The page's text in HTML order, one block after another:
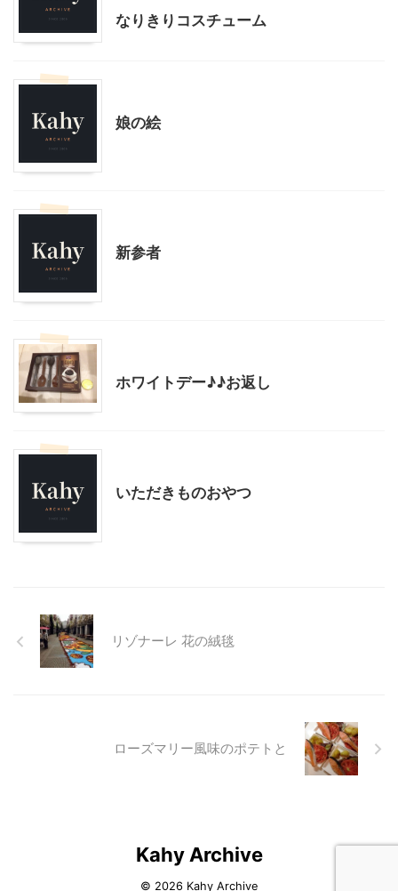
なりきりコスチューム
娘の絵
新参者
ホワイトデー♪♪お返し
いただきものおやつ
リゾナーレ 花の絨毯
ローズマリー風味のポテトと
Kahy Archive
© 2026 Kahy Archive